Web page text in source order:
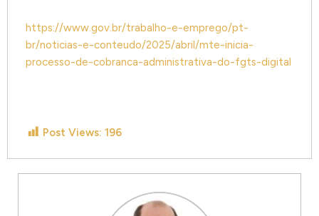
https://www.gov.br/trabalho-e-emprego/pt-
br/noticias-e-conteudo/2025/abril/mte-inicia-
processo-de-cobranca-administrativa-do-fgts-digital
Post Views: 196